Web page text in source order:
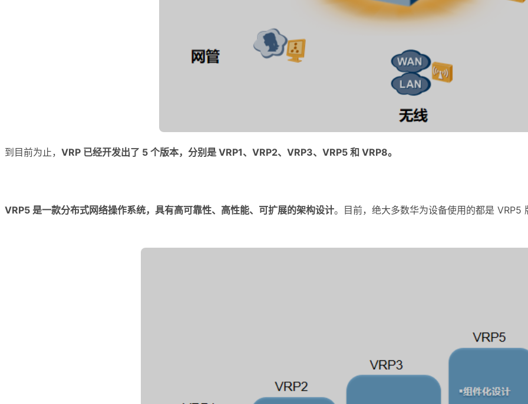
到目前为止， VRP 已经开发出了 5 个版本，分别是 VRP1、VRP2、VRP3、VRP5 和 VRP8。
VRP5 是一款分布式网络操作系统，具有高可靠性、高性能、可扩展的架构设计。目前，绝大多数华为设备使用的都是 VRP5